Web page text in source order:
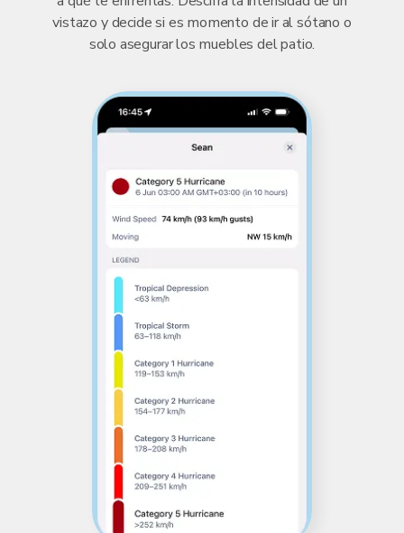
vistazo y decide si es momento de ir al sótano o
solo asegurar los muebles del patio.